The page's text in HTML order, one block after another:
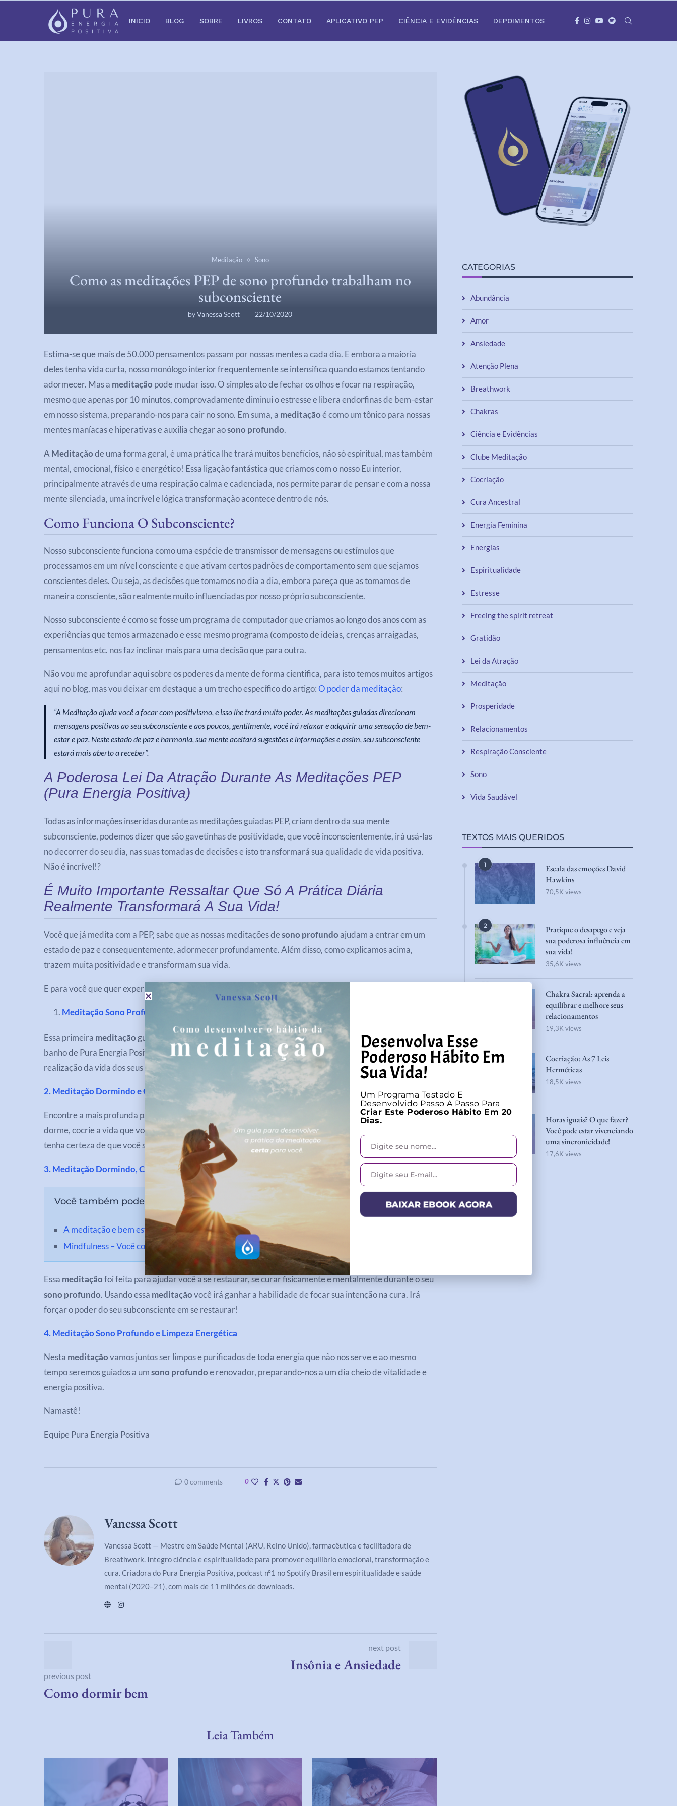
INICIO BLOG SOBRE LIVROS CONTATO APLICATIVO PEP CIÊNCIA E EVIDÊNCIAS DEPOIMENTOS
Meditação Sono
Como as meditações PEP de sono profundo trabalham no
subconsciente
byVanessa Scott 22/10/2020
Estima-se que mais de 50.000 pensamentos passam por nossas mentes a cada dia. E embora a maioria
deles tenha vida curta, nosso monólogo interior frequentemente se intensifica quando estamos tentando
adormecer. Mas a meditação pode mudar isso. O simples ato de fechar os olhos e focar na respiração,
mesmo que apenas por 10 minutos, comprovadamente diminui o estresse e libera endorfinas de bem-estar
em nosso sistema, preparando-nos para cair no sono. Em suma, a meditaçãoé como um tônico para nossas
mentes maníacas e hiperativas e auxilia chegar aosono profundo.
AMeditaçãode uma forma geral, é uma prática lhe trará muitos benefícios, não só espiritual, mas também
mental, emocional, físico e energético! Essa ligação fantástica que criamos com o nosso Eu interior,
principalmente através de uma respiração calma e cadenciada, nos permite parar de pensar e com a nossa
mente silenciada, uma incrível e lógica transformação acontece dentro de nós.
Como Funciona O Subconsciente?
Nosso subconsciente funciona como uma espécie de transmissor de mensagens ou estímulos que
processamos em um nível consciente e que ativam certos padrões de comportamento sem que sejamos
conscientes deles. Ou seja, as decisões que tomamos no dia a dia, embora pareça que as tomamos de
maneira consciente, são realmente muito influenciadas por nosso próprio subconsciente.
Nosso subconsciente é como se fosse um programa de computador que criamos ao longo dos anos com as
experiências que temos armazenado e esse mesmo programa (composto de ideias, crenças arraigadas,
pensamentos etc. nos faz inclinar mais para uma decisão que para outra.
Não vou me aprofundar aqui sobre os poderes da mente de forma cientifica, para isto temos muitos artigos
aqui no blog, mas vou deixar em destaque a um trecho específico do artigo:O poder da meditação:
“A Meditação ajuda você a focar com positivismo, e isso lhe trará muito poder. As meditações guiadas direcionam
mensagens positivas ao seu subconsciente e aos poucos, gentilmente, você irá relaxar e adquirir uma sensação de bem-
estar e paz. Neste estado de paz e harmonia, sua mente aceitará sugestões e informações e assim, seu subconsciente
estará mais aberto a receber”.
A Poderosa Lei Da Atração Durante As Meditações PEP
(Pura Energia Positiva)
Todas as informações inseridas durante as meditações guiadas PEP, criam dentro da sua mente
subconsciente, podemos dizer que são gavetinhas de positividade, que você inconscientemente, irá usá-las
no decorrer do seu dia, nas suas tomadas de decisões e isto transformará sua qualidade de vida positiva.
Não é incrível!?
É Muito Importante Ressaltar Que Só A Prática Diária
Realmente Transformará A Sua Vida!
Você que já medita com a PEP, sabe que as nossas meditações desono profundo ajudam a entrar em um
estado de paz e consequentemente, adormecer profundamente. Além disso, como explicamos acima,
trazem muita positividade e transformam sua vida.
E para você que quer experimentar estas sensações, vou deixá-las aqui:
Meditação Sono Profundo e Gratidão
Essa primeira meditação guiará você a mais profunda e renovadora noite de sono, evolvendo-lhe em um
banho de Pura Energia Positiva e muita Gratidão! A Gratidão é a energia mais poderosa que existe para a
realização da vida dos seus sonhos! Seja embalado no mais profundo sono repleto da energia positiva!
2. Meditação Dormindo e Cocriando
Encontre a mais profunda paz, acalme sua mente e entre no mundo das infinitas possibilidades enquanto
dorme, cocrie a vida que você nasceu para ter. Acorde pronto, restaurado, cheio de Pura Energia Positiva e
tenha certeza de que você será inspirado e guiado a cada instante do seu dia!
3. Meditação Dormindo, Curando e Restaurando
Você também pode se interessar:
A meditação e bem estar
Mindfulness – Você conhece a PEP?
Essa meditaçãofoi feita para ajudar você a se restaurar, se curar fisicamente e mentalmente durante o seu
sono profundo. Usando essa meditaçãovocê irá ganhar a habilidade de focar sua intenção na cura. Irá
forçar o poder do seu subconsciente em se restaurar!
4. Meditação Sono Profundo e Limpeza Energética
Nesta meditaçãovamos juntos ser limpos e purificados de toda energia que não nos serve e ao mesmo
tempo seremos guiados a umsono profundoe renovador, preparando-nos a um dia cheio de vitalidade e
energia positiva.
Namastê!
Equipe Pura Energia Positiva
0 comments 0
Vanessa Scott
Vanessa Scott — Mestre em Saúde Mental (ARU, Reino Unido), farmacêutica e facilitadora de
Breathwork. Integro ciência e espiritualidade para promover equilíbrio emocional, transformação e
cura. Criadora do Pura Energia Positiva, podcast nº1 no Spotify Brasil em espiritualidade e saúde
mental (2020–21), com mais de 11 milhões de downloads.
previous post
Como dormir bem
next post
Insônia e Ansiedade
Leia Também
CATEGORIAS
Abundância
Amor
Ansiedade
Atenção Plena
Breathwork
Chakras
Ciência e Evidências
Clube Meditação
Cocriação
Cura Ancestral
Energia Feminina
Energias
Espiritualidade
Estresse
Freeing the spirit retreat
Gratidão
Lei da Atração
Meditação
Prosperidade
Relacionamentos
Respiração Consciente
Sono
Vida Saudável
TEXTOS MAIS QUERIDOS
1
Escala das emoções David
Hawkins
70,5K views
2
Pratique o desapego e veja
sua poderosa influência em
sua vida!
35,6K views
Chakra Sacral: aprenda a
equilibrar e melhore seus
relacionamentos
19,3K views
4
Cocriação: As 7 Leis
Herméticas
18,5K views
5
Horas iguais? O que fazer?
Você pode estar vivenciando
uma sincronicidade!
17,6K views
Desenvolva Esse
Poderoso Hábito Em
Sua Vida!
Um Programa Testado E
Desenvolvido Passo A Passo Para
Criar Este Poderoso Hábito Em 20
Dias.
BAIXAR EBOOK AGORA